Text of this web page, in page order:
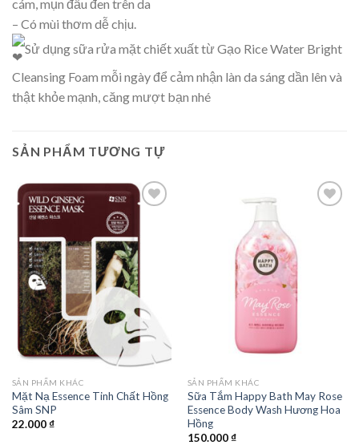
cám, mụn đầu đen trên da
– Có mùi thơm dễ chịu.
Sử dụng sữa rửa mặt chiết xuất từ Gạo Rice Water Bright
Cleansing Foam mỗi ngày để cảm nhận làn da sáng dần lên và
thật khỏe mạnh, căng mượt bạn nhé
SẢN PHẨM TƯƠNG TỰ
Add to
wishlist
SẢN PHẨM KHÁC
Mặt Nạ Essence Tinh Chất Hồng
Sâm SNP
22.000₫
SẢN PHẨM KHÁC
Sữa Tắm Happy Bath May Rose
Essence Body Wash Hương Hoa
Hồng
150.000₫